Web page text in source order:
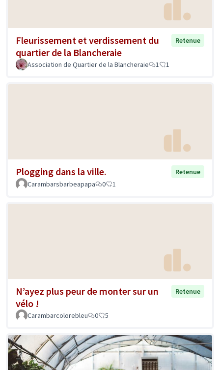
Fleurissement et verdissement du
quartier de la Blancheraie
Retenue
Association de Quartier de la Blancheraie 1 1
Plogging dans la ville.
Retenue
Carambarsbarbeapapa
0 1
N’ayez plus peur de monter sur un
vélo !
Retenue
Carambarcolorebleu 0 5